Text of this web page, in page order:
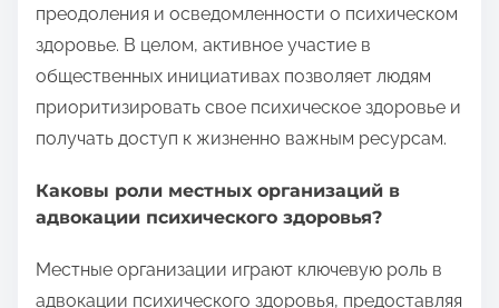
преодоления и осведомленности о психическом
здоровье. В целом, активное участие в
общественных инициативах позволяет людям
приоритизировать свое психическое здоровье и
получать доступ к жизненно важным ресурсам.
Каковы роли местных организаций в
адвокации психического здоровья?
Местные организации играют ключевую роль в
адвокации психического здоровья, предоставляя